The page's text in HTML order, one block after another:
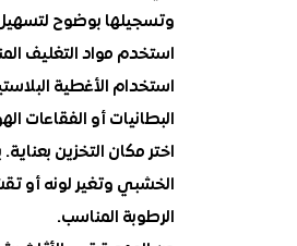
وتسجيلها بوضوح لتسهيل
استخدم مواد التغليف
استخدام الأغطية
البطانيات أو الفقاعات
اختر مكان التخزين
الخشبي وتغير لونه أو
الرطوبة المناسب.